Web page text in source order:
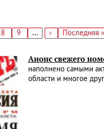
Страница
8 Страница
9 …
Следующая
›
Последняя
Последняя »
Анонс свежего
наполнено самыми
области и многое